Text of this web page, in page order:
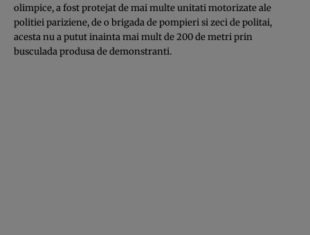
olimpice, a fost protejat de mai multe unitati motorizate ale
politiei pariziene, de o brigada de pompieri si zeci de politai,
acesta nu a putut inainta mai mult de 200 de metri prin
busculada produsa de demonstranti.